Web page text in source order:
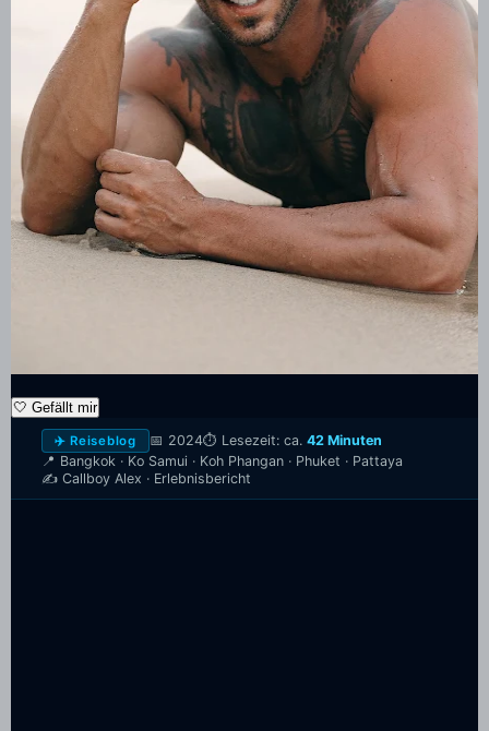
🤍 Gefällt mir
✈️ Reiseblog 📅 2024⏱️ Lesezeit: ca. 42 Minuten
📍 Bangkok · Ko Samui · Koh Phangan · Phuket · Pattaya
✍️ Callboy Alex · Erlebnisbericht